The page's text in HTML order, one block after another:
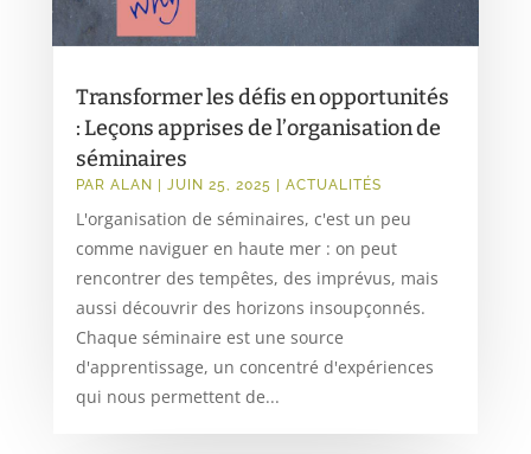
Transformer les défis en opportunités
: Leçons apprises de l’organisation de
séminaires
PAR ALAN | JUIN 25, 2025 | ACTUALITÉS
L'organisation de séminaires, c'est un peu
comme naviguer en haute mer : on peut
rencontrer des tempêtes, des imprévus, mais
aussi découvrir des horizons insoupçonnés.
Chaque séminaire est une source
d'apprentissage, un concentré d'expériences
qui nous permettent de...